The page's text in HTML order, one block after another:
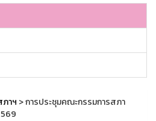
าฯ > การประชุมคณะกรรมการสภา